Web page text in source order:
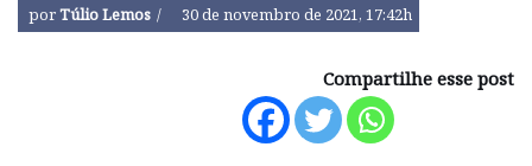
porTúlio Lemos 30 de novembro de 2021, 17:42h
Compartilhe esse post